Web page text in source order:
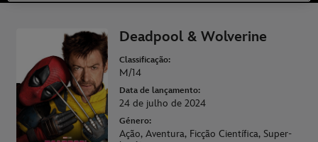
Deadpool & Wolverine
Classificação:
M/14
Data de lançamento:
24 de julho de 2024
Género:
Ação, Aventura, Ficção Científica, Super-